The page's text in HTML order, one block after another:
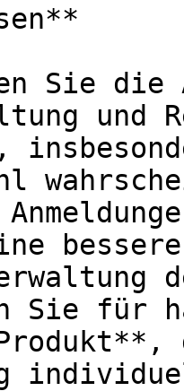
Sie die
und
Sie für